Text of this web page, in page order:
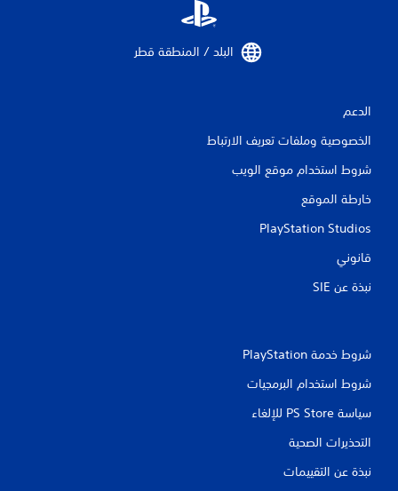
البلد / المنطقة قطر‏
الدعم
الخصوصية وملفات تعريف الارتباط
شروط استخدام موقع الويب
خارطة الموقع
PlayStation Studios
قانوني
نبذة عن SIE‏
شروط خدمة PlayStation‏
شروط استخدام البرمجيات
سياسة PS Store للإلغاء
التحذيرات الصحية
نبذة عن التقييمات